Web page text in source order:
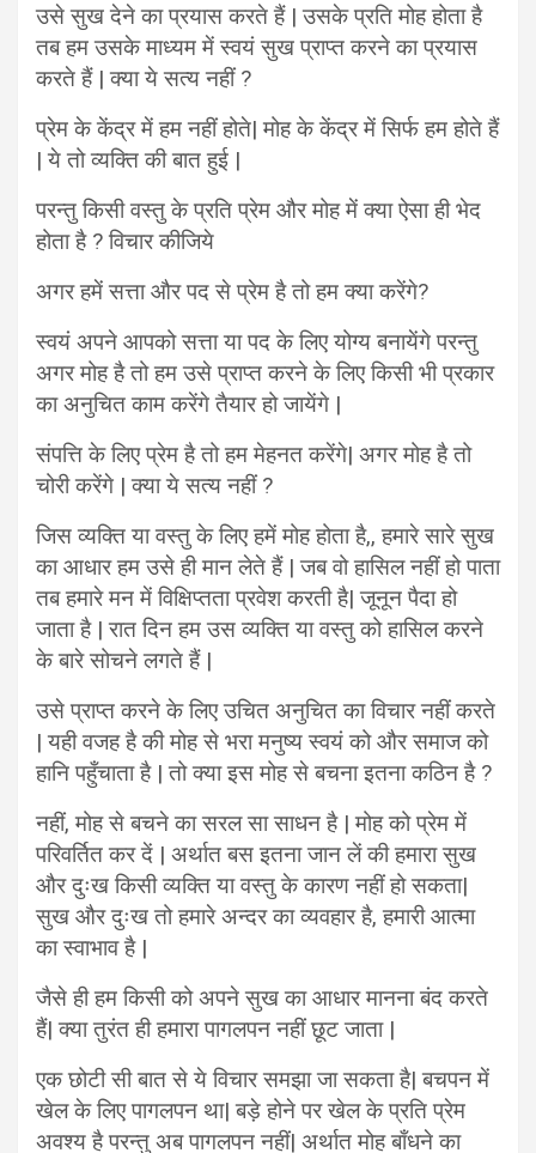
उसे सुख देने का प्रयास करते हैं | उसके प्रति मोह होता है
तब हम उसके माध्यम में स्वयं सुख प्राप्त करने का प्रयास
करते हैं | क्या ये सत्य नहीं ?
प्रेम के केंद्र में हम नहीं होते| मोह के केंद्र में सिर्फ हम होते हैं
| ये तो व्यक्ति की बात हुई |
परन्तु किसी वस्तु के प्रति प्रेम और मोह में क्या ऐसा ही भेद
होता है ? विचार कीजिये
अगर हमें सत्ता और पद से प्रेम है तो हम क्या करेंगे?
स्वयं अपने आपको सत्ता या पद के लिए योग्य बनायेंगे परन्तु
अगर मोह है तो हम उसे प्राप्त करने के लिए किसी भी प्रकार
का अनुचित काम करेंगे तैयार हो जायेंगे |
संपत्ति के लिए प्रेम है तो हम मेहनत करेंगे| अगर मोह है तो
चोरी करेंगे | क्या ये सत्य नहीं ?
जिस व्यक्ति या वस्तु के लिए हमें मोह होता है,, हमारे सारे सुख
का आधार हम उसे ही मान लेते हैं | जब वो हासिल नहीं हो पाता
तब हमारे मन में विक्षिप्तता प्रवेश करती है| जूनून पैदा हो
जाता है | रात दिन हम उस व्यक्ति या वस्तु को हासिल करने
के बारे सोचने लगते हैं |
उसे प्राप्त करने के लिए उचित अनुचित का विचार नहीं करते
| यही वजह है की मोह से भरा मनुष्य स्वयं को और समाज को
हानि पहुँचाता है | तो क्या इस मोह से बचना इतना कठिन है ?
नहीं, मोह से बचने का सरल सा साधन है | मोह को प्रेम में
परिवर्तित कर दें | अर्थात बस इतना जान लें की हमारा सुख
और दुःख किसी व्यक्ति या वस्तु के कारण नहीं हो सकता|
सुख और दुःख तो हमारे अन्दर का व्यवहार है, हमारी आत्मा
का स्वाभाव है |
जैसे ही हम किसी को अपने सुख का आधार मानना बंद करते
हैं| क्या तुरंत ही हमारा पागलपन नहीं छूट जाता |
एक छोटी सी बात से ये विचार समझा जा सकता है| बचपन में
खेल के लिए पागलपन था| बड़े होने पर खेल के प्रति प्रेम
अवश्य है परन्तु अब पागलपन नहीं| अर्थात मोह बाँधने का